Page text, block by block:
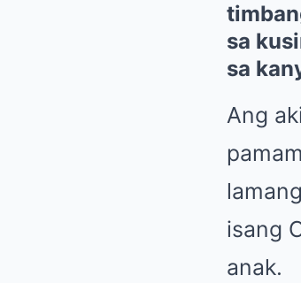
sa
sa
Ang
isang
anak.